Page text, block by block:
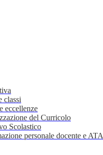
classi
eccellenze
del Curricolo
Scolastico
personale docente e ATA